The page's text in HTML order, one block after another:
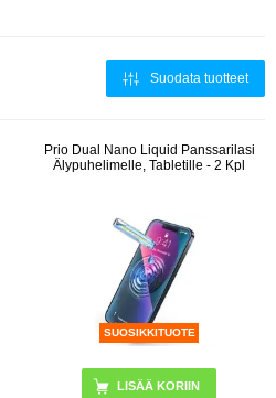
Suodata tuotteet
Prio Dual Nano Liquid Panssarilasi
Älypuhelimelle, Tabletille - 2 Kpl
SUOSIKKITUOTE